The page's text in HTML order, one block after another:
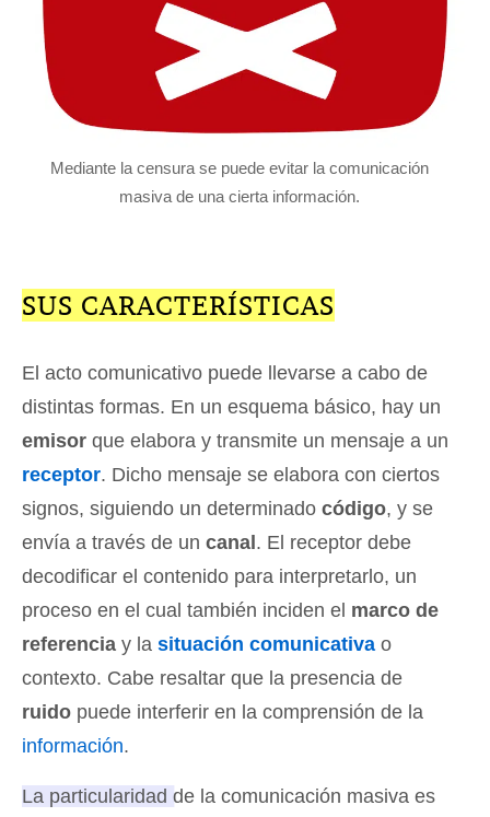
Mediante la censura se puede evitar la comunicación
masiva de una cierta información.
SUS CARACTERÍSTICAS
El acto comunicativo puede llevarse a cabo de
distintas formas. En un esquema básico, hay un
emisor que elabora y transmite un mensaje a un
receptor. Dicho mensaje se elabora con ciertos
signos, siguiendo un determinado código, y se
envía a través de un canal. El receptor debe
decodificar el contenido para interpretarlo, un
proceso en el cual también inciden el marco de
referencia y la situación comunicativa o
contexto. Cabe resaltar que la presencia de
ruido puede interferir en la comprensión de la
información.
La particularidad de la comunicación masiva es